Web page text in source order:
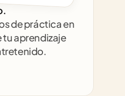
de práctica en
tu aprendizaje